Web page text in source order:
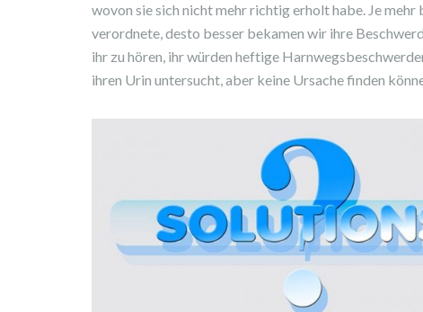
wovon sie sich nicht mehr richtig erholt habe. Je
verordnete, desto besser bekamen wir ihre
ihr zu hören, ihr würden heftige
ihren Urin untersucht, aber keine Ursache finden